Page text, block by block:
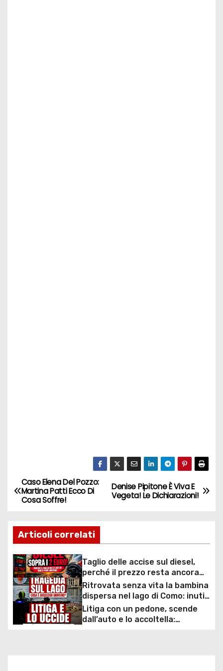
N
v
i
g
a
z
Denise Pipitone È Viva E
Vegeta! Le Dichiarazioni!
Caso Elena Del Pozzo:
Martina Patti Ecco Di
Cosa Soffre!
Articoli correlati
Taglio delle accise sul diesel,
perché il prezzo resta ancora
sopra i 2 euro nonostante lo
sconto deciso dal Governo
Ritrovata senza vita la bambina
dispersa nel lago di Como: inutili
ore di ricerche dei
sommozzatori
Litiga con un pedone, scende
dall’auto e lo accoltella: